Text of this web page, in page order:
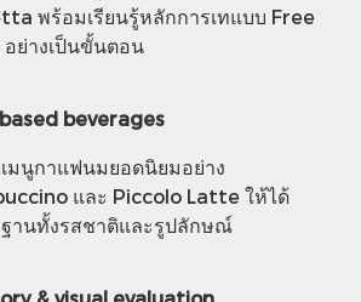
พร้อมเรียนรู้หลักการเทแบบ Free
อย่างเป็นขั้นตอน
beverages
มนูกาแฟนมยอดนิยมอย่าง
และ Piccolo Latte ให้ได้
านทั้งรสชาติและรูปลักษณ์